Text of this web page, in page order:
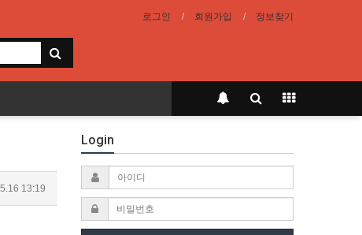
로그인 회원가입 정보찾기
13:19
Login